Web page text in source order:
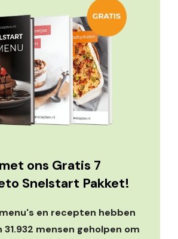
ons Gratis 7
Snelstart Pakket!
en recepten hebben
31.932 mensen geholpen om